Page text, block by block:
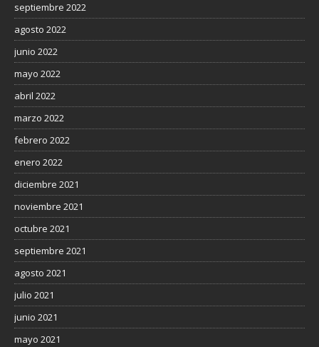
septiembre 2022
agosto 2022
junio 2022
mayo 2022
abril 2022
marzo 2022
febrero 2022
enero 2022
diciembre 2021
noviembre 2021
octubre 2021
septiembre 2021
agosto 2021
julio 2021
junio 2021
mayo 2021